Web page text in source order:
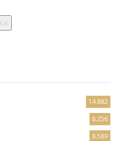
14.882
8.256
8.589